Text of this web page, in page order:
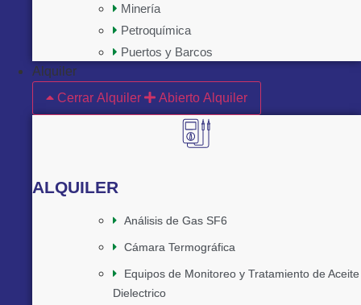
Minería
Petroquímica
Puertos y Barcos
Alquiler
Cerrar Alquiler
Abierto Alquiler
ALQUILER
Análisis de Gas SF6
Cámara Termográfica
Equipos de Monitoreo y Tratamiento de Aceite
Dielectrico